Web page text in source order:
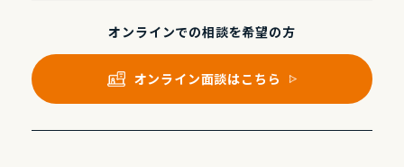
オンラインでの相談を希望の⽅
オンライン⾯談はこちら